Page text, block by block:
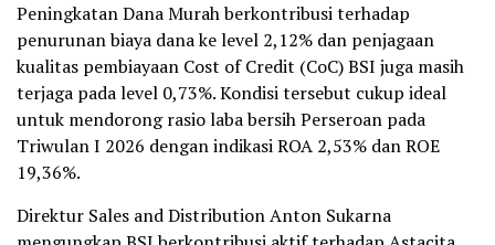
Peningkatan Dana Murah berkontribusi terhadap
penurunan biaya dana ke level 2,12% dan penjagaan
kualitas pembiayaan Cost of Credit (CoC) BSI juga masih
terjaga pada level 0,73%. Kondisi tersebut cukup ideal
untuk mendorong rasio laba bersih Perseroan pada
Triwulan I 2026 dengan indikasi ROA 2,53% dan ROE
19,36%.
Direktur Sales and Distribution Anton Sukarna